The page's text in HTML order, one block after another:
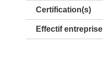
Certification(s)
Effectif entreprise